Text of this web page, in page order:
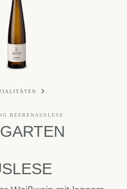
BEERENAUSLESE